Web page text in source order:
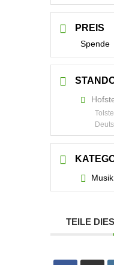
PREIS
Spende
TEILE